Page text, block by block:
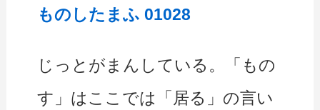
ものしたまふ 01028
じっとがまんしている。「もの
す」はここでは「居る」の言い